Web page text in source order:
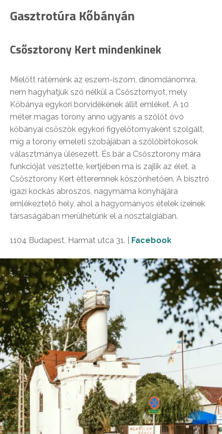
Gasztrotúra Kőbányán
Csősztorony Kert mindenkinek
Mielőtt rátérnénk az eszem-iszom, dínomdánomra,
nem hagyhatjuk szó nélkül a Csősztornyot, mely
Kőbánya egykori borvidékének állít emléket. A 10
méter magas torony anno ugyanis a szőlőt óvó
kőbányai csőszök egykori figyelőtornyaként szolgált,
míg a torony emeleti szobájában a szőlőbirtokosok
választmánya ülésezett. És bár a Csősztorony mára
funkcióját vesztette, kertjében ma is zajlik az élet, a
Csősztorony Kert étteremnek köszönhetően. A bisztró
igazi kockás abroszos, nagymama konyhájára
emlékeztető hely, ahol a hagyományos ételek ízeinek
társaságában merülhetünk el a nosztalgiában.
1104 Budapest, Harmat utca 31. | Facebook